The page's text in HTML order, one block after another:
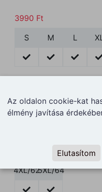
Az oldalon cookie-kat
élmény javítása
Elutasítom
3990 Ft
S
M L
3XL/60
4XL/625XL/64